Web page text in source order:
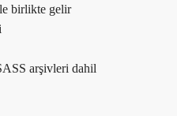
birlikte gelir
arşivleri dahil